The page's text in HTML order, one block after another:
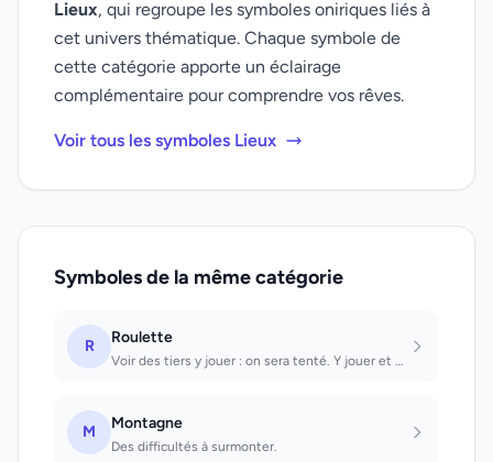
Lieux, qui regroupe les symboles oniriques liés à
cet univers thématique. Chaque symbole de
cette catégorie apporte un éclairage
complémentaire pour comprendre vos rêves.
Voir tous les symboles Lieux
Symboles de la même catégorie
R Roulette
Voir des tiers y jouer : on sera tenté. Y jouer et gagner: perte imminente. Y jo...
M Montagne
Des difficultés à surmonter.